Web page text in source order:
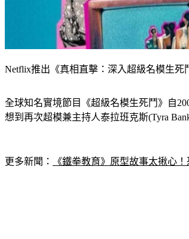
Netflix推出《真相直擊：深入超級名模生死
全球知名實境節目《超級名模生死鬥》自
想到再次超模兼主持人泰拉班克斯(Tyra
更多新聞： 《鐵拳教育》原型故事太揪心